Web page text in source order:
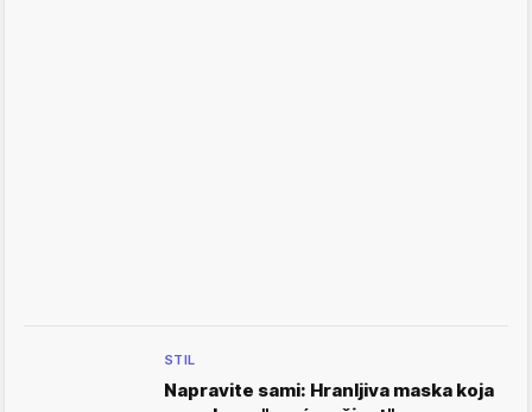
STIL
Napravite sami: Hranljiva maska koja